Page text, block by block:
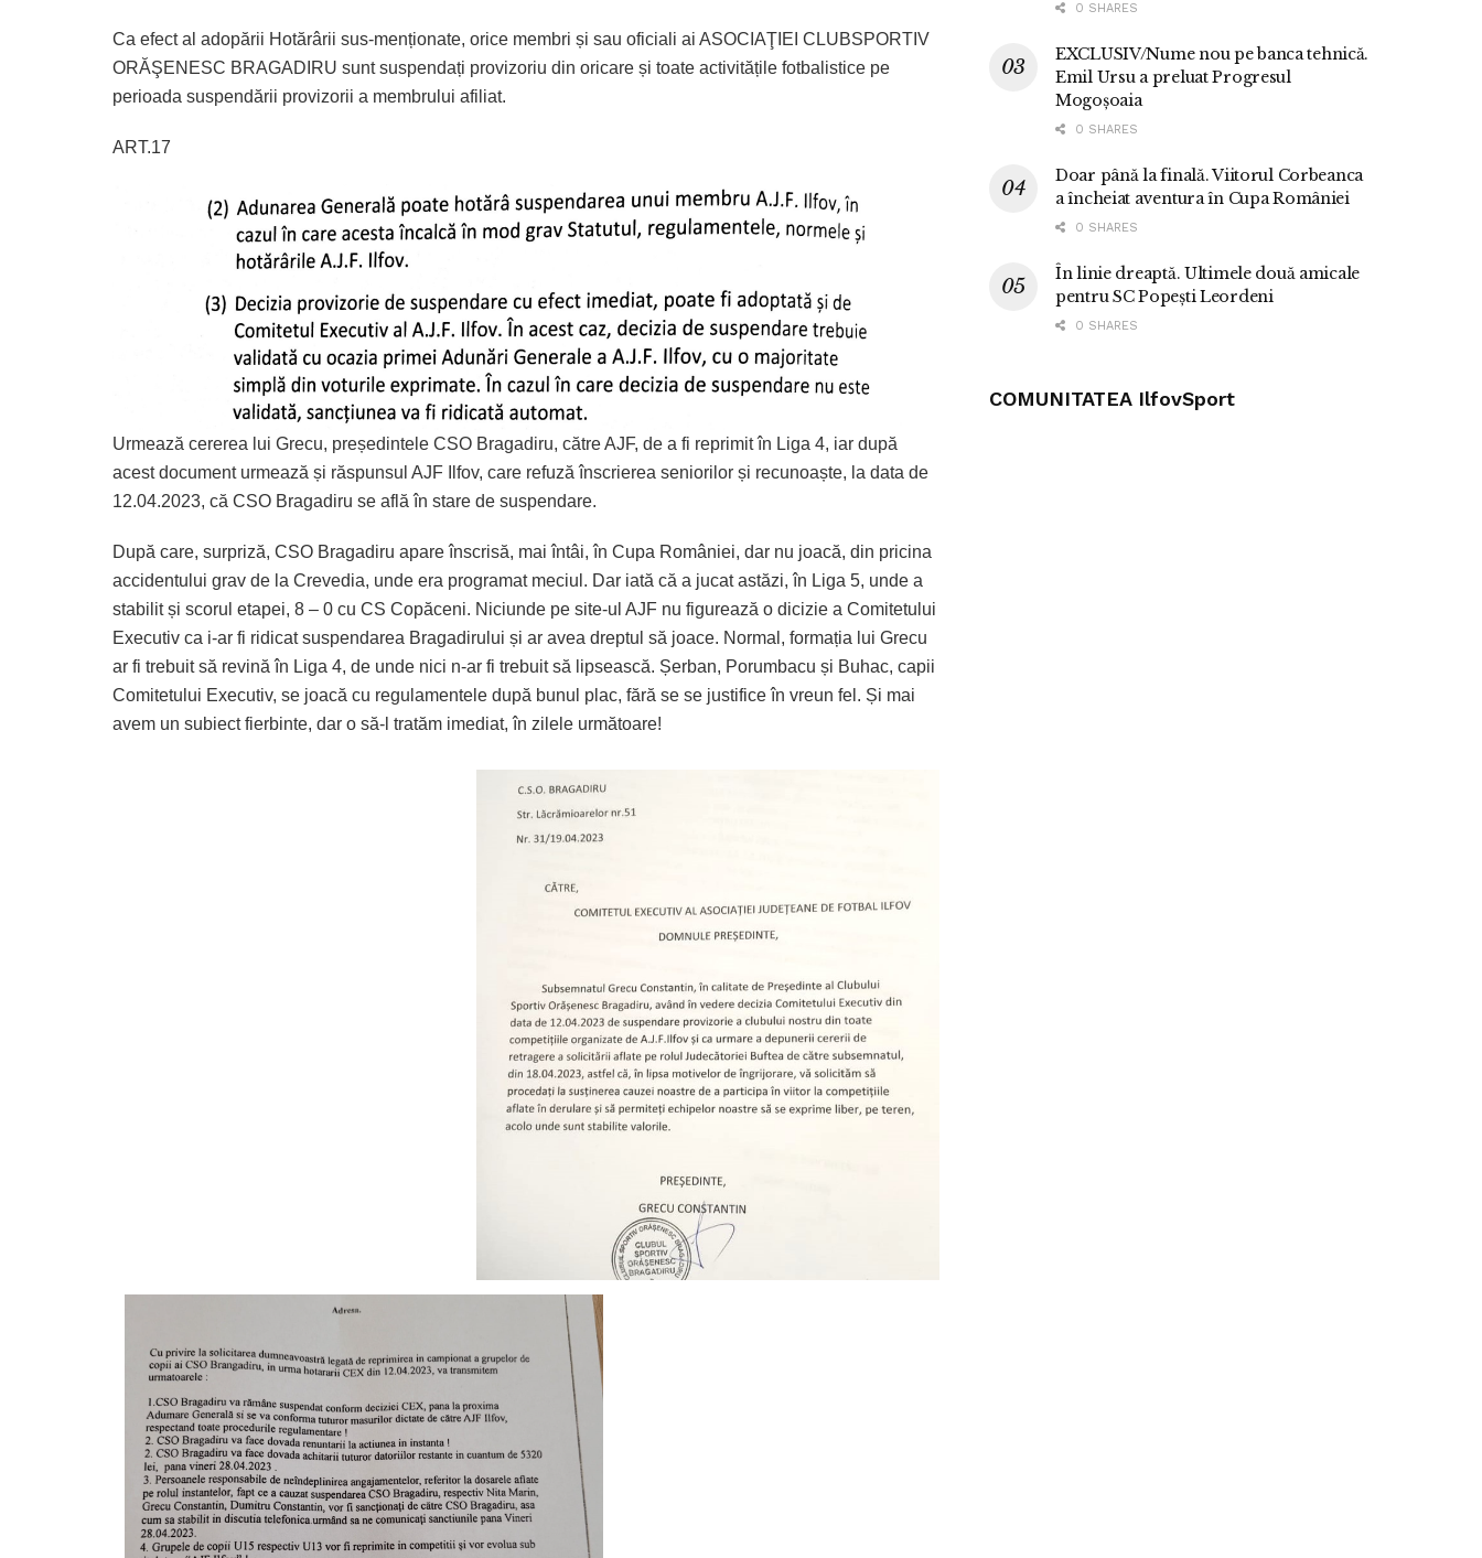
Ca efect al adopării Hotărârii sus-menționate, orice membri și sau oficiali ai ASOCIAŢIEI CLUBSPORTIV
ORĂŞENESC BRAGADIRU sunt suspendați provizoriu din oricare și toate activitățile fotbalistice pe
perioada suspendării provizorii a membrului afiliat.
ART.17
Urmează cererea lui Grecu, președintele CSO Bragadiru, către AJF, de a fi reprimit în Liga 4, iar după
acest document urmează și răspunsul AJF Ilfov, care refuză înscrierea seniorilor și recunoaște, la data de
12.04.2023, că CSO Bragadiru se află în stare de suspendare.
După care, surpriză, CSO Bragadiru apare înscrisă, mai întâi, în Cupa României, dar nu joacă, din pricina
accidentului grav de la Crevedia, unde era programat meciul. Dar iată că a jucat astăzi, în Liga 5, unde a
stabilit și scorul etapei, 8 – 0 cu CS Copăceni. Niciunde pe site-ul AJF nu figurează o dicizie a Comitetului
Executiv ca i-ar fi ridicat suspendarea Bragadirului și ar avea dreptul să joace. Normal, formația lui Grecu
ar fi trebuit să revină în Liga 4, de unde nici n-ar fi trebuit să lipsească. Șerban, Porumbacu și Buhac, capii
Comitetului Executiv, se joacă cu regulamentele după bunul plac, fără se se justifice în vreun fel. Și mai
avem un subiect fierbinte, dar o să-l tratăm imediat, în zilele următoare!
0 SHARES
EXCLUSIV/Nume nou pe banca tehnică.
Emil Ursu a preluat Progresul
Mogoșoaia
0 SHARES
Doar până la finală. Viitorul Corbeanca
a încheiat aventura în Cupa României
0 SHARES
În linie dreaptă. Ultimele două amicale
pentru SC Popești Leordeni
0 SHARES
COMUNITATEA IlfovSport